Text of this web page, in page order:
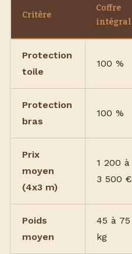
Critère
Coffre
intégral
Protection
toile
100 %
Protection
bras
100 %
Prix
moyen
(4x3 m)
1 200 à
3 500 €
Poids
moyen
45 à 75
kg